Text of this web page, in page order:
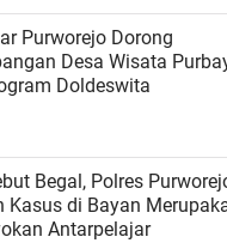
Purworejo Dorong
Desa Wisata
Doldeswita
Begal, Polres
Kasus di Bayan
Antarpelajar